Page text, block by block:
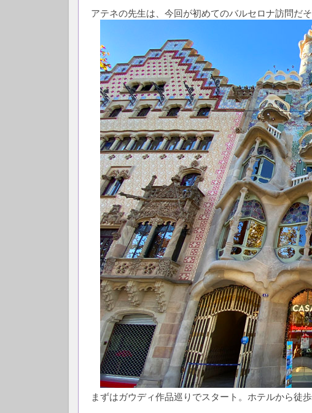
アテネの先生は、今回が初めてのバルセロナ訪問だ
まずはガウディ作品巡りでスタート。ホテルから徒